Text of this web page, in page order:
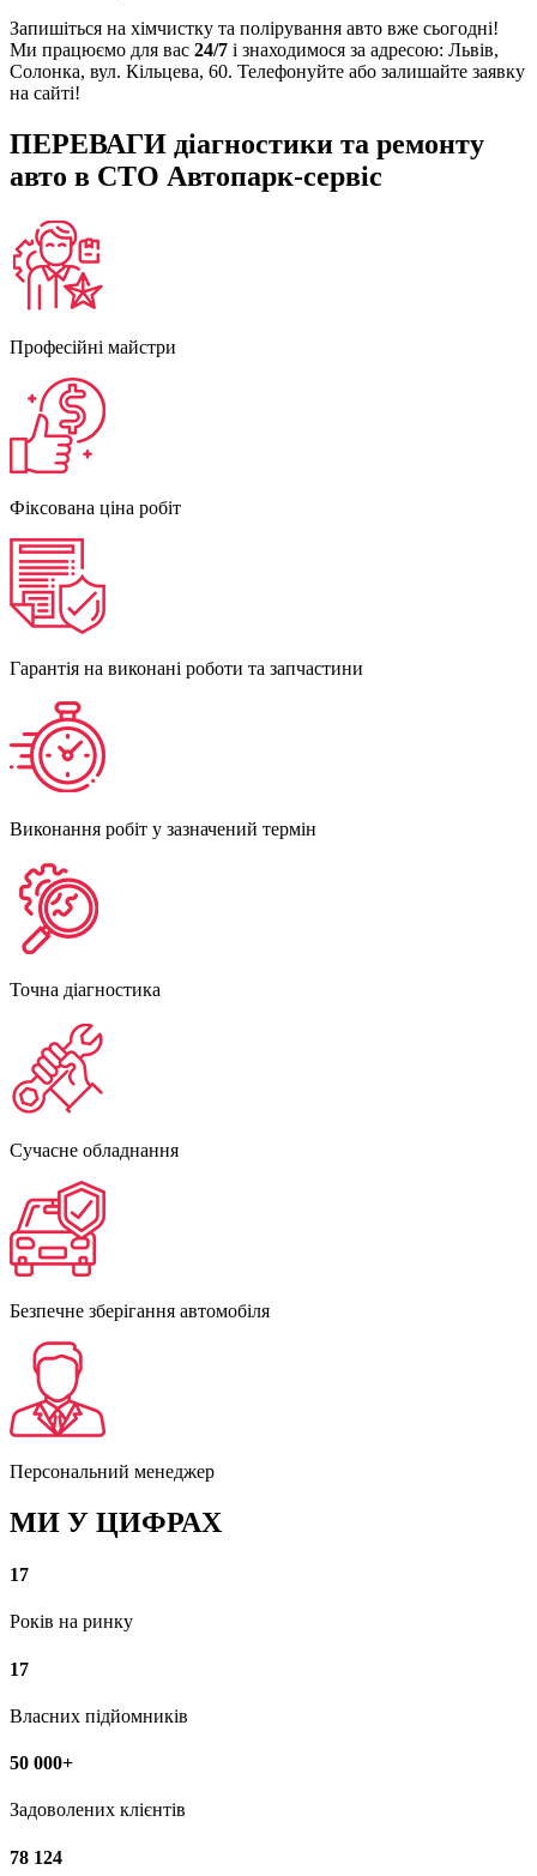
Запишіться на хімчистку та полірування авто вже сьогодні!
Ми працюємо для вас 24/7 і знаходимося за адресою: Львів,
Солонка, вул. Кільцева, 60. Телефонуйте або залишайте заявку
на сайті!
ПЕРЕВАГИ діагностики та ремонту
авто в СТО Автопарк-сервіс
Професійні майстри
Фіксована ціна робіт
Гарантія на виконані роботи та запчастини
Виконання робіт у зазначений термін
Точна діагностика
Сучасне обладнання
Безпечне зберігання автомобіля
Персональний менеджер
МИ У ЦИФРАХ
17
Років на ринку
17
Власних підйомників
50 000+
Задоволених клієнтів
78 124